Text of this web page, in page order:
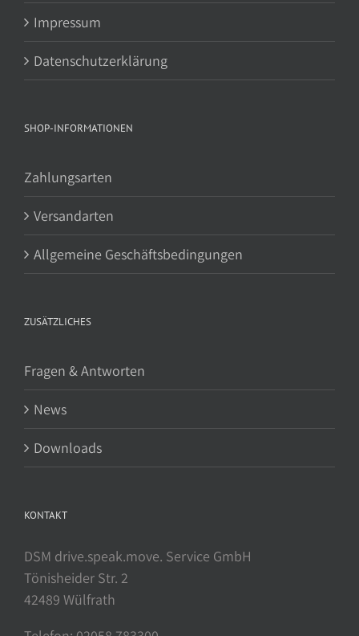
Impressum
Datenschutzerklärung
SHOP-INFORMATIONEN
Zahlungsarten
Versandarten
Allgemeine Geschäftsbedingungen
ZUSÄTZLICHES
Fragen & Antworten
News
Downloads
KONTAKT
DSM drive.speak.move. Service GmbH
Tönisheider Str. 2
42489 Wülfrath